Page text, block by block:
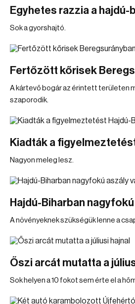
Egyhetes razzia a hajdú-
Sok a gyorshajtó.
Fertőzött kőrisek
A kártevő bogár az érintett területen
szaporodik.
Kiadták a
Nagyon meleg lesz.
Hajdú-Biharban
A növényeknek szükségük lenne a
Őszi arcát mutatta a
Sok helyen a 10 fokot sem érte el a